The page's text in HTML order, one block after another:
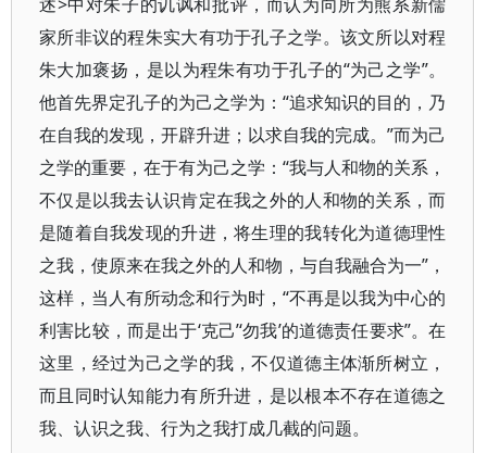
家所非议的程朱实大有功于孔子之学。该文所以对程
朱大加褒扬，是以为程朱有功于孔子的“为己之学”。
他首先界定孔子的为己之学为：“追求知识的目的，乃
在自我的发现，开辟升进；以求自我的完成。”而为己
之学的重要，在于有为己之学：“我与人和物的关系，
不仅是以我去认识肯定在我之外的人和物的关系，而
是随着自我发现的升进，将生理的我转化为道德理性
之我，使原来在我之外的人和物，与自我融合为一”，
这样，当人有所动念和行为时，“不再是以我为中心的
利害比较，而是出于‘克己’‘勿我’的道德责任要求”。在
这里，经过为己之学的我，不仅道德主体渐所树立，
而且同时认知能力有所升进，是以根本不存在道德之
我、认识之我、行为之我打成几截的问题。